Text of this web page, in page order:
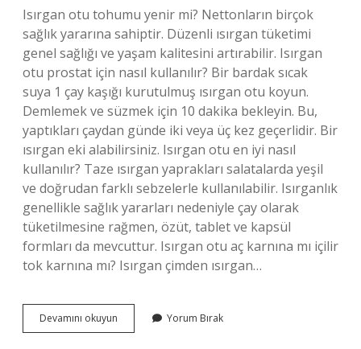
Isırgan otu tohumu yenir mi? Nettonların birçok
sağlık yararına sahiptir. Düzenli ısırgan tüketimi
genel sağlığı ve yaşam kalitesini artırabilir. Isırgan
otu prostat için nasıl kullanılır? Bir bardak sıcak
suya 1 çay kaşığı kurutulmuş ısırgan otu koyun.
Demlemek ve süzmek için 10 dakika bekleyin. Bu,
yaptıkları çaydan günde iki veya üç kez geçerlidir. Bir
ısırgan eki alabilirsiniz. Isırgan otu en iyi nasıl
kullanılır? Taze ısırgan yaprakları salatalarda yeşil
ve doğrudan farklı sebzelerle kullanılabilir. Isırganlık
genellikle sağlık yararları nedeniyle çay olarak
tüketilmesine rağmen, özüt, tablet ve kapsül
formları da mevcuttur. Isırgan otu aç karnına mı içilir
tok karnına mı? Isırgan çimden ısırgan…
Devamını okuyun
Otu
Yorum Bırak